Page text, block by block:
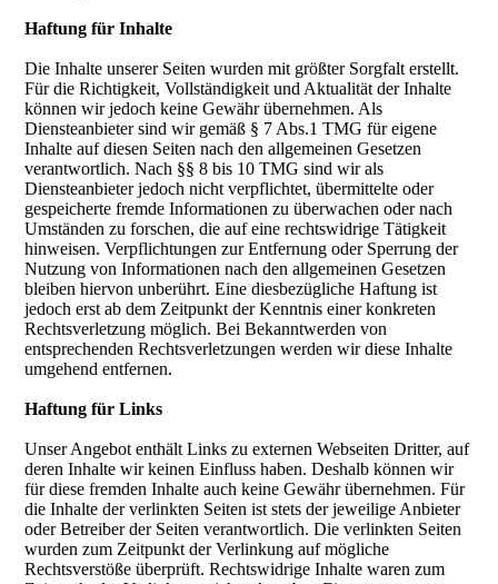
Haftung für Inhalte
Die Inhalte unserer Seiten wurden mit größter Sorgfalt erstellt.
Für die Richtigkeit, Vollständigkeit und Aktualität der Inhalte
können wir jedoch keine Gewähr übernehmen. Als
Diensteanbieter sind wir gemäß § 7 Abs.1 TMG für eigene
Inhalte auf diesen Seiten nach den allgemeinen Gesetzen
verantwortlich. Nach §§ 8 bis 10 TMG sind wir als
Diensteanbieter jedoch nicht verpflichtet, übermittelte oder
gespeicherte fremde Informationen zu überwachen oder nach
Umständen zu forschen, die auf eine rechtswidrige Tätigkeit
hinweisen. Verpflichtungen zur Entfernung oder Sperrung der
Nutzung von Informationen nach den allgemeinen Gesetzen
bleiben hiervon unberührt. Eine diesbezügliche Haftung ist
jedoch erst ab dem Zeitpunkt der Kenntnis einer konkreten
Rechtsverletzung möglich. Bei Bekanntwerden von
entsprechenden Rechtsverletzungen werden wir diese Inhalte
umgehend entfernen.
Haftung für Links
Unser Angebot enthält Links zu externen Webseiten Dritter, auf
deren Inhalte wir keinen Einfluss haben. Deshalb können wir
für diese fremden Inhalte auch keine Gewähr übernehmen. Für
die Inhalte der verlinkten Seiten ist stets der jeweilige Anbieter
oder Betreiber der Seiten verantwortlich. Die verlinkten Seiten
wurden zum Zeitpunkt der Verlinkung auf mögliche
Rechtsverstöße überprüft. Rechtswidrige Inhalte waren zum